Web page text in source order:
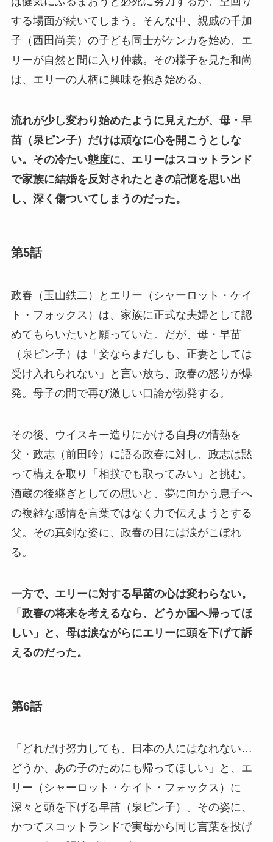
する場面が続いてしまう。そんな中、親戚の千加
子（西田尚美）の子ども同士がケンカを始め、エ
リーが自然と間に入り仲裁。その様子を見た和尚
は、エリーの人柄に興味を抱き始める。
流れが少し変わり始めたように見えたが、母・早
苗（泉ピン子）だけは頑なに心を開こうとしな
い。その冷たい態度に、エリーはスコットランド
で家族に結婚を反対されたときの記憶を思い出
し、深く傷ついてしまうのだった。
第5話
政春（玉山鉄二）とエリー（シャーロット・ケイ
ト・フォックス）は、家族に正式な夫婦として認
めてもらいたいと願っていた。だが、母・早苗
（泉ピン子）は「妾ならまだしも、正妻としては
受け入れられない」と言い放ち、政春の怒りが爆
発。母子の間で再び激しい口論が勃発する。
その後、ウイスキー造りにかける自身の情熱を
父・政志（前田吟）に語る政春に対し、政志は黙
って構えを取り「相撲でも取ってみい」と挑む。
酒蔵の後継ぎとしての思いと、夢に向かう息子へ
の複雑な感情を言葉ではなく力で伝えようとする
父。その真剣な姿に、政春の目には涙がこぼれ
る。
一方で、エリーに対する早苗の心は変わらない。
「政春の将来を考えるなら、どうか国へ帰ってほ
しい」と、母は涙ながらにエリーに頭を下げて訴
えるのだった。
第6話
「どれだけ努力しても、日本の人にはなれない…
どうか、あの子のためにも帰ってほしい」と、エ
リー（シャーロット・ケイト・フォックス）に
深々と頭を下げる早苗（泉ピン子）。その姿に、
かつてスコットランドで実母から同じ言葉を投げ